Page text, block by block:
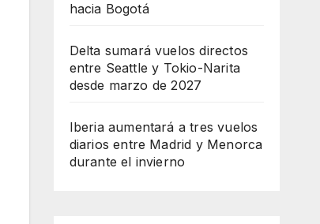
hacia Bogotá
Delta sumará vuelos directos
entre Seattle y Tokio-Narita
desde marzo de 2027
Iberia aumentará a tres vuelos
diarios entre Madrid y Menorca
durante el invierno